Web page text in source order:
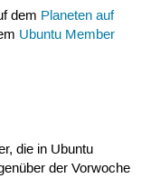
dem Planeten auf
Ubuntu Member
die in Ubuntu
der Vorwoche